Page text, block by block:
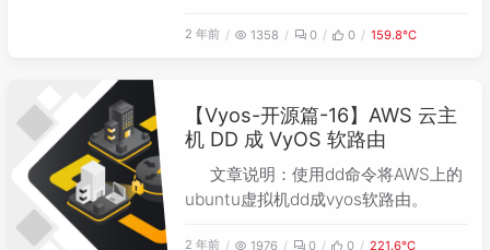
2 年前 1358 0 0 159.8℃
【Vyos-开源篇-16】AWS 云主
机 DD 成 VyOS 软路由
文章说明：使用dd命令将AWS上的
ubuntu虚拟机dd成vyos软路由。
2 年前 1976 0 0 221.6℃